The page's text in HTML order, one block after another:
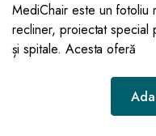
MediChair este un fotoliu
recliner, proiectat special
și spitale. Acesta oferă